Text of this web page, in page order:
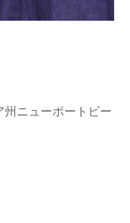
ニューポートビー